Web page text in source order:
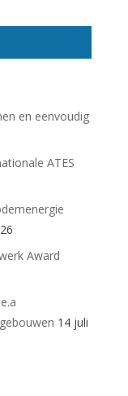
en eenvoudig
ATES
Award
14 juli